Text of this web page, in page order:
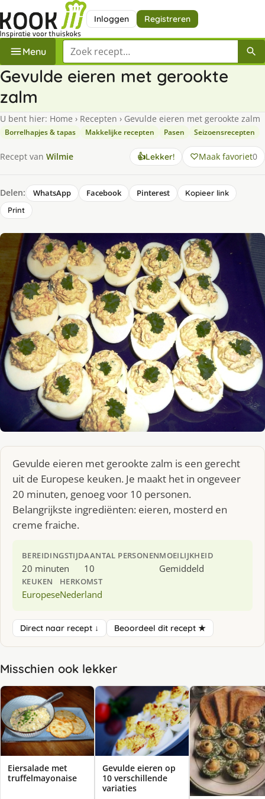
Inloggen Registreren
Menu Zoek een recept
Gevulde eieren met gerookte
zalm
U bent hier: Home › Recepten › Gevulde eieren met gerookte zalm
Borrelhapjes & tapas Makkelijke recepten Pasen Seizoensrecepten
Recept van Wilmie 👍Lekker! Maak favoriet0
Delen: WhatsApp Facebook Pinterest
Kopieer link
Print
Gevulde eieren met gerookte zalm is een gerecht
uit de Europese keuken. Je maakt het in ongeveer
20 minuten, genoeg voor 10 personen.
Belangrijkste ingrediënten: eieren, mosterd en
creme fraiche.
BEREIDINGSTIJD
20 minuten
AANTAL PERSONEN
10
MOEILIJKHEID
Gemiddeld
KEUKEN
Europese
HERKOMST
Nederland
Direct naar recept ↓ Beoordeel dit recept ★
Misschien ook lekker
Eiersalade met
truffelmayonaise
Gevulde eieren op
10 verschillende
variaties